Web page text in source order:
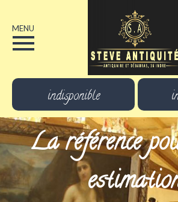
MENU
indisponible
La référence